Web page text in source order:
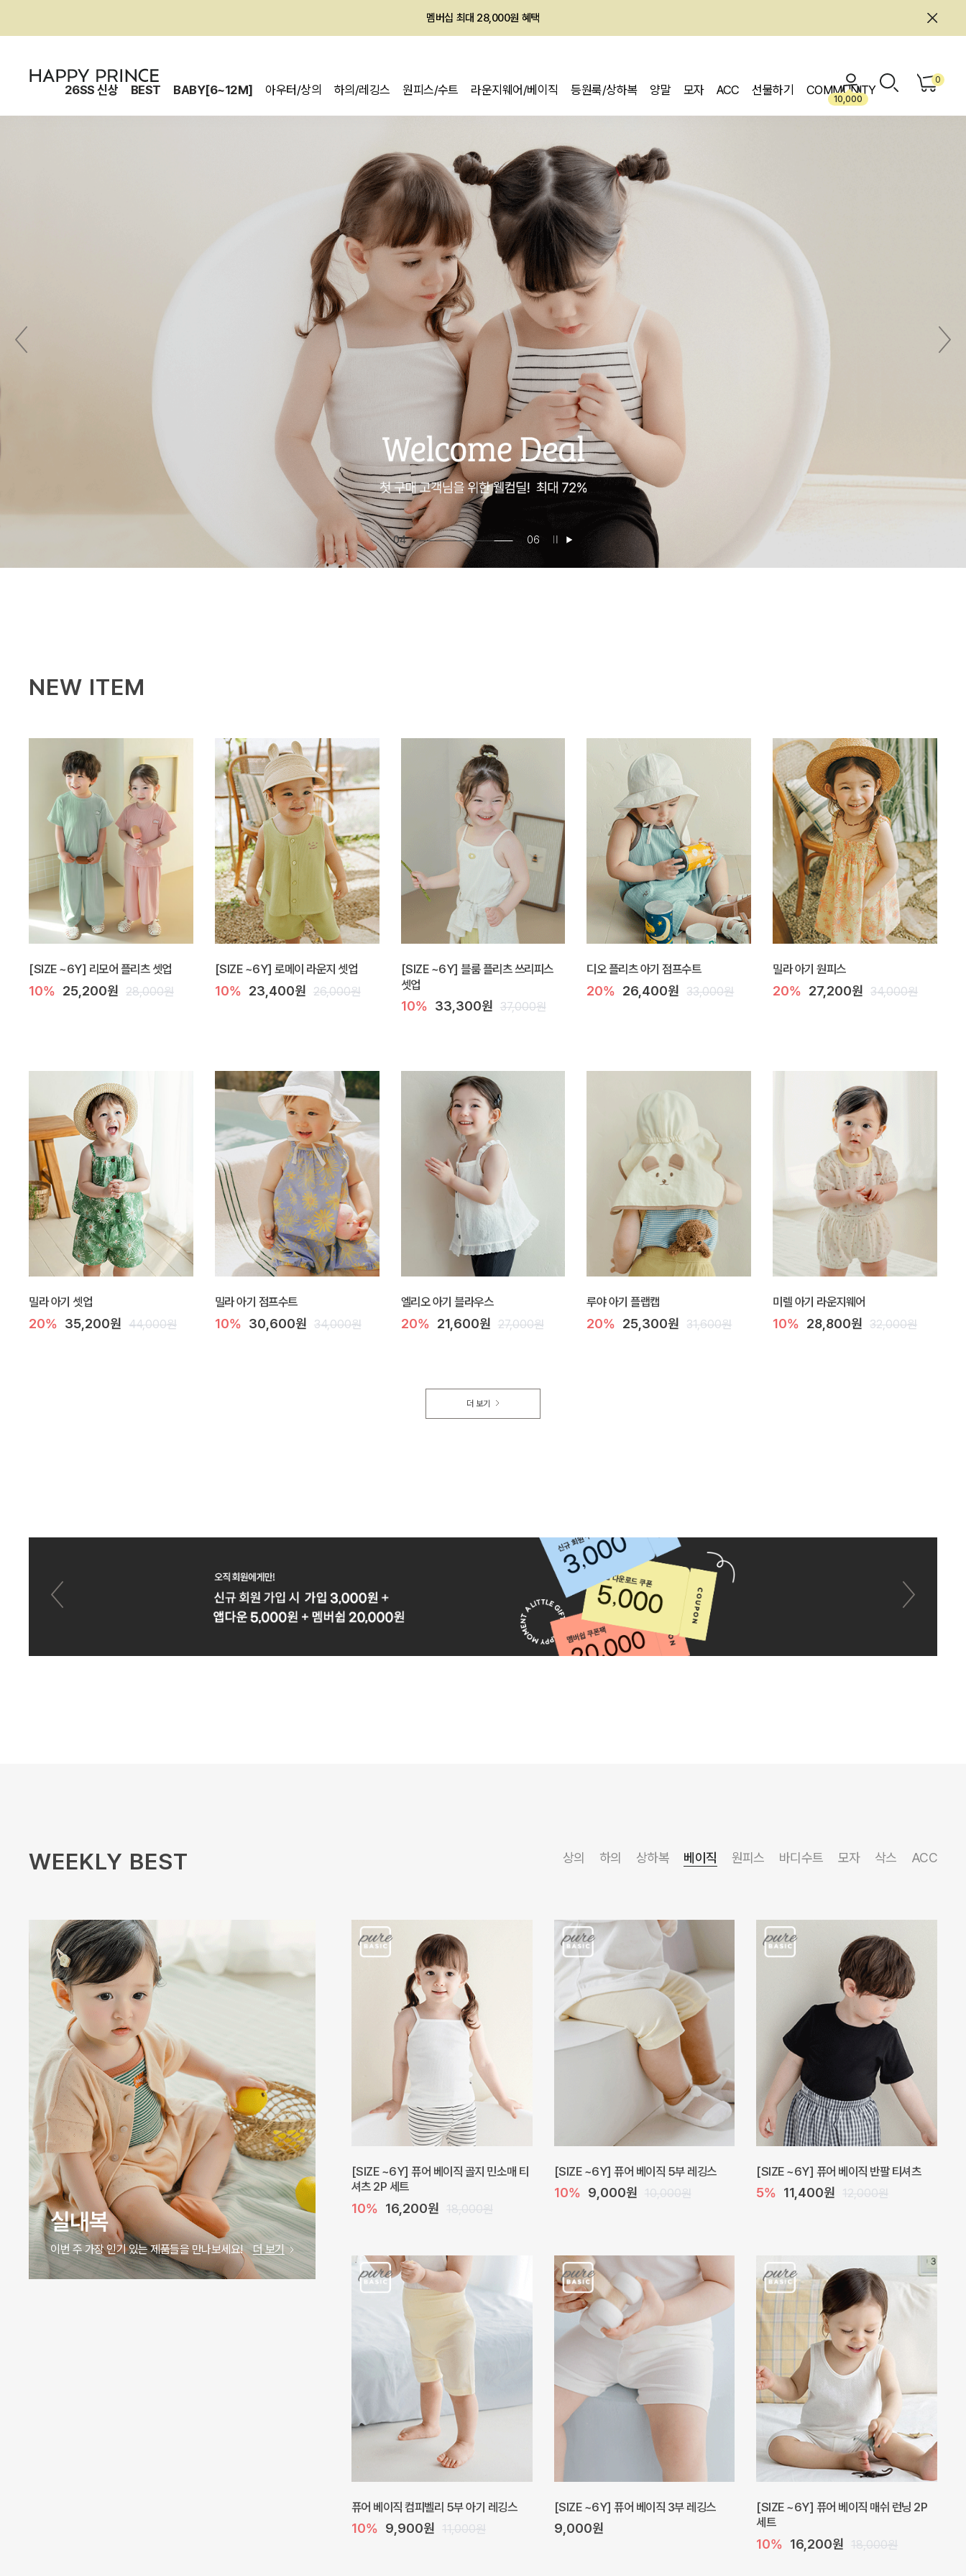
회원전용 아울렛, 가입하면 ~60% 할인!
26SS 신상 BEST BABY[6~12M] 아우터/상의 하의/레깅스 원피스/수트 라운지웨어/베이직 등원룩/상하복 양말 모자 ACC 선물하기 COMMUNITY
10,000
0
04 06
NEW ITEM
[SIZE ~6Y] 리모어 플리츠 셋업
10% 25,200원 28,000원
[SIZE ~6Y] 로메이 라운지 셋업
10% 23,400원 26,000원
[SIZE ~6Y] 블룸 플리츠 쓰리피스
셋업
10% 33,300원 37,000원
디오 플리츠 아기 점프수트
20% 26,400원 33,000원
밀라 아기 원피스
20% 27,200원 34,000원
밀라 아기 셋업
20% 35,200원 44,000원
밀라 아기 점프수트
10% 30,600원 34,000원
엘리오 아기 블라우스
20% 21,600원 27,000원
루야 아기 플랩캡
20% 25,300원 31,600원
미렐 아기 라운지웨어
10% 28,800원 32,000원
더 보기
WEEKLY BEST 상의 하의 상하복 베이직 원피스 바디수트 모자 삭스 ACC
실내복
이번 주 가장 인기 있는 제품들을 만나보세요! 더 보기
[SIZE ~6Y] 퓨어 베이직 골지 민소매 티
셔츠 2P 세트
10% 16,200원 18,000원
[SIZE ~6Y] 퓨어 베이직 5부 레깅스
10% 9,000원 10,000원
[SIZE ~6Y] 퓨어 베이직 반팔 티셔츠
5% 11,400원 12,000원
퓨어 베이직 컴피벨리 5부 아기 레깅스
10% 9,900원 11,000원
[SIZE ~6Y] 퓨어 베이직 3부 레깅스
9,000원
[SIZE ~6Y] 퓨어 베이직 매쉬 런닝 2P
세트
10% 16,200원 18,000원